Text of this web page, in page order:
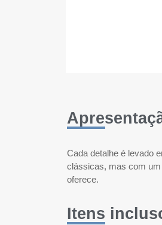
Cada detalhe é levado
clássicas, mas com
oferece.
Itens